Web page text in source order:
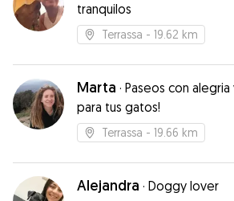
tranquilos
Terrassa - 19.62 km
Marta · Paseos con alegria
para tus gatos!
Terrassa - 19.66 km
Alejandra · Doggy lover